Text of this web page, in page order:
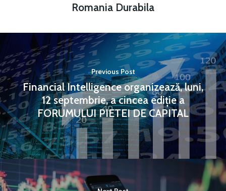
Romania Durabila
Previous Post
Financial Intelligence organizează, luni,
12 septembrie, a cincea ediție a
FORUMULUI PIETEI DE CAPITAL